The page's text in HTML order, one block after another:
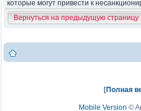
которые могут привести к
Вернуться на предыдущую страницу
[Полная
Mobile Version ©